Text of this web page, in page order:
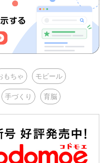
もちゃ モビール
手づくり 育脳